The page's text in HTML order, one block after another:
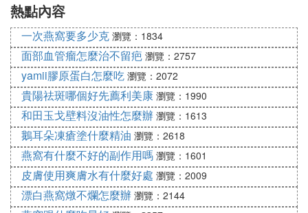
肪酸(如最常見的肉蔻豆酸)+鹼類(氫氧化鈉)是典型的
皂基潔面，SLS或者SLES 也常在開架類潔面中作為
主要清潔成分出現，基本這兩類作為主要清潔成分的
我都會直接淘汰。雖然有很多日系高端潔面把皂基的
洗感做的很好，但我還是會選擇安全的氨基酸或者A
PG為主的泡沫潔面或者植物油為主的無泡潔面。另
外，除了表活的選擇，其他成分可以不用太在意，活
性成分在臉上停留不過一分鍾，也不會起到太大作
用。如果對味道比較敏感，香精含量可以看一看(是
否在成分表靠前)。現役的潔面大多數都在照片里，
丟了的只好找官網圖了。
【自動泡沫潔面】
熱點內容
一次燕窩要多少克 瀏覽：1834
面部血管瘤怎麼治不留疤 瀏覽：2757
yamii膠原蛋白怎麼吃 瀏覽：2072
貴陽祛斑哪個好先薦利美康 瀏覽：1990
和田玉戈壁料沒油性怎麼辦 瀏覽：1613
鵝耳朵凍瘡塗什麼精油 瀏覽：2618
燕窩有什麼不好的副作用嗎 瀏覽：1601
皮膚使用爽膚水有什麼好處 瀏覽：2009
漂白燕窩燉不爛怎麼辦 瀏覽：2144